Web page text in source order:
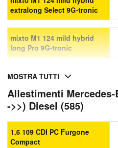
extralong Select 9G-tronic
mixto M1 124 mild hybrid
long Pro 9G-tronic
MOSTRA TUTTI
Allestimenti Mercedes-
->>) Diesel (585)
1.6 109 CDI PC Furgone
Compact